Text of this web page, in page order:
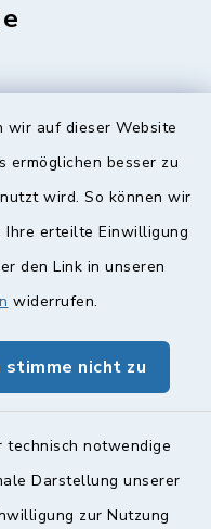
wir auf dieser Website
ermöglichen besser zu
wird. So können wir
Ihre erteilte Einwilligung
den Link in unseren
widerrufen.
stimme nicht zu
notwendige
Darstellung unserer
zur Nutzung